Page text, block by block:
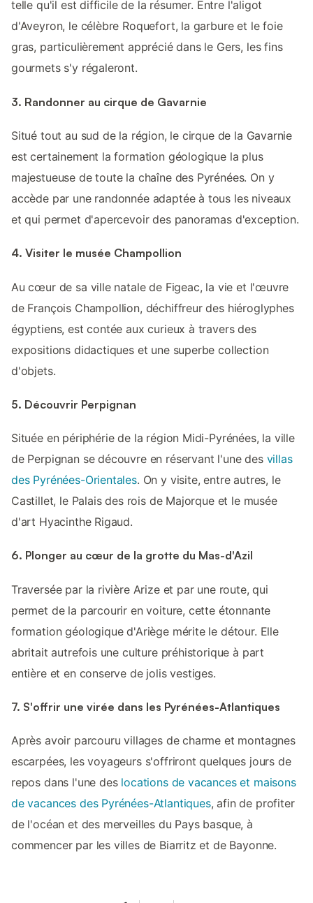
telle qu'il est difficile de la résumer. Entre l'aligot
d'Aveyron, le célèbre Roquefort, la garbure et le foie
gras, particulièrement apprécié dans le Gers, les fins
gourmets s'y régaleront.
3. Randonner au cirque de Gavarnie
Situé tout au sud de la région, le cirque de la Gavarnie
est certainement la formation géologique la plus
majestueuse de toute la chaîne des Pyrénées. On y
accède par une randonnée adaptée à tous les niveaux
et qui permet d'apercevoir des panoramas d'exception.
4. Visiter le musée Champollion
Au cœur de sa ville natale de Figeac, la vie et l'œuvre
de François Champollion, déchiffreur des hiéroglyphes
égyptiens, est contée aux curieux à travers des
expositions didactiques et une superbe collection
d'objets.
5. Découvrir Perpignan
Située en périphérie de la région Midi-Pyrénées, la ville
de Perpignan se découvre en réservant l'une des villas
des Pyrénées-Orientales. On y visite, entre autres, le
Castillet, le Palais des rois de Majorque et le musée
d'art Hyacinthe Rigaud.
6. Plonger au cœur de la grotte du Mas-d'Azil
Traversée par la rivière Arize et par une route, qui
permet de la parcourir en voiture, cette étonnante
formation géologique d'Ariège mérite le détour. Elle
abritait autrefois une culture préhistorique à part
entière et en conserve de jolis vestiges.
7. S'offrir une virée dans les Pyrénées-Atlantiques
Après avoir parcouru villages de charme et montagnes
escarpées, les voyageurs s'offriront quelques jours de
repos dans l'une des locations de vacances et maisons
de vacances des Pyrénées-Atlantiques, afin de profiter
de l'océan et des merveilles du Pays basque, à
commencer par les villes de Biarritz et de Bayonne.